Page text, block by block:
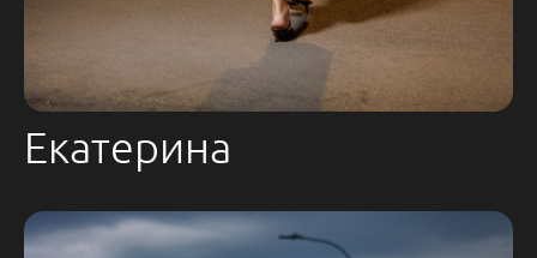
Екатерина